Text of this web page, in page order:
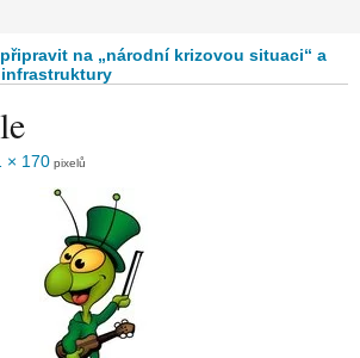
na „národní krizovou situaci“ a
× 170 pixelů